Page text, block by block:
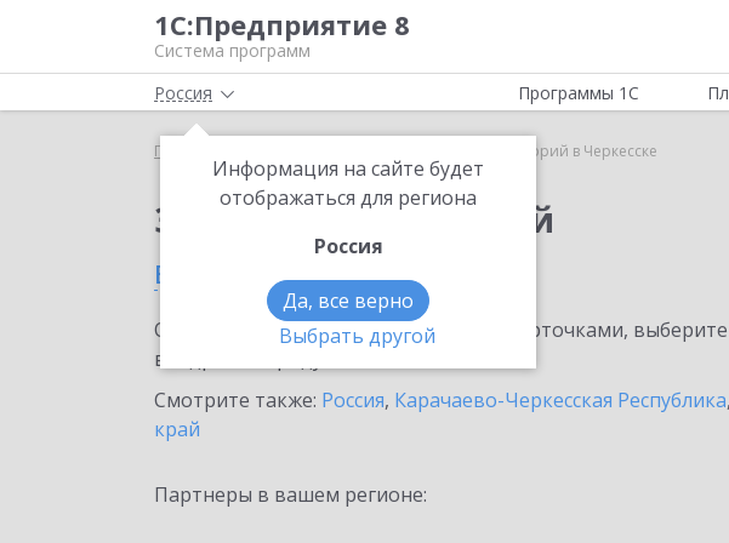
1С:Предприятие 8
Система программ
Россия
Информация на сайте будет
отображаться для региона
Россия
Да, все верно
Выбрать другой
Программы 1С
Главная 1С:Лекторий в Черкесске
Заказать 1С:Лекторий
в Черкесске
Ознакомьтесь с информационными карточками,
внедрение продукта.
Смотрите также: Россия, Карачаево-Черкесская Республика,
край
Партнеры в вашем регионе: